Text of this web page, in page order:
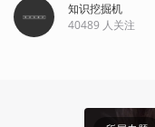
知识挖掘机
40489 人关注